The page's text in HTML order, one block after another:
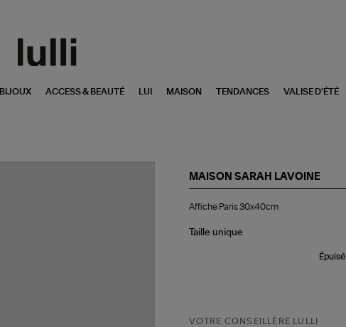
BIJOUX ACCESS & BEAUTÉ LUI MAISON TENDANCES VALISE D'ÉTÉ
MAISON SARAH LAVOINE
Paris
Affiche Paris 30x40cm
Taille unique
Épuisé
VOTRE CONSEILLÈRE LULLI